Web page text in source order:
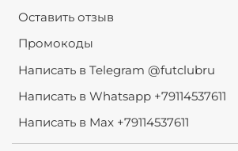
Оставить отзыв
Промокоды
Написать в Telegram @futclubru
Написать в Whatsapp +79114537611
Написать в Max +79114537611